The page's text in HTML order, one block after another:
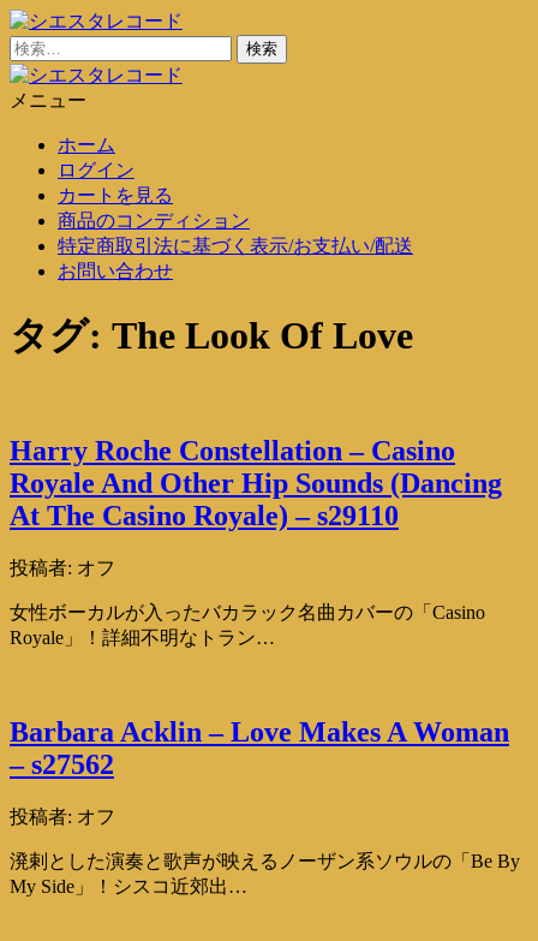
コ
ン
テ
ン
シエスタレコード
中古レコード通販
検
索:
メニュー
ホーム
ログイン
カートを見る
商品のコンディション
特定商取引法に基づく表示/お支払い/配送
お問い合わせ
タグ: The Look Of Love
Harry Roche Constellation – Casino
Royale And Other Hip Sounds (Dancing
At The Casino Royale) – s29110
投稿者: オフ
女性ボーカルが入ったバカラック名曲カバーの「Casino
Royale」！詳細不明なトラン…
Barbara Acklin – Love Makes A Woman
– s27562
投稿者: オフ
溌剌とした演奏と歌声が映えるノーザン系ソウルの「Be By
My Side」！シスコ近郊出…